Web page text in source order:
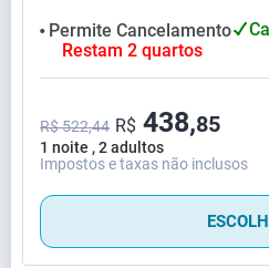
⬤ Permite Cancelamento
Restam 2 quartos
1 noite , 2 adultos
R$ 522,44 R$ 438,85
Impostos e taxas não inclusos